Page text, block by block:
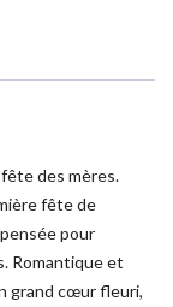
des mères.
fête de
pour
Romantique et
grand cœur fleuri,